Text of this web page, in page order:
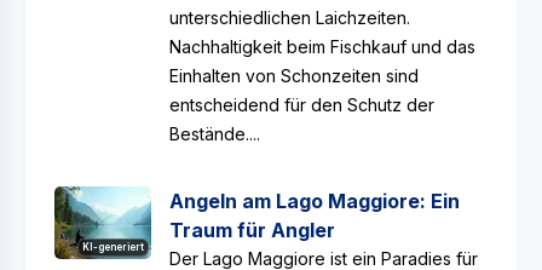
unterschiedlichen Laichzeiten.
Nachhaltigkeit beim Fischkauf und das
Einhalten von Schonzeiten sind
entscheidend für den Schutz der
Bestände....
KI-generiert
Angeln am Lago Maggiore: Ein
Traum für Angler
Der Lago Maggiore ist ein Paradies für